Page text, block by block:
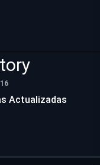
Actualizadas